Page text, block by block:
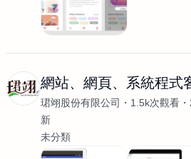
網站、網頁、系統程式
珺翊股份有限公司 1.5k次觀看
新
未分類